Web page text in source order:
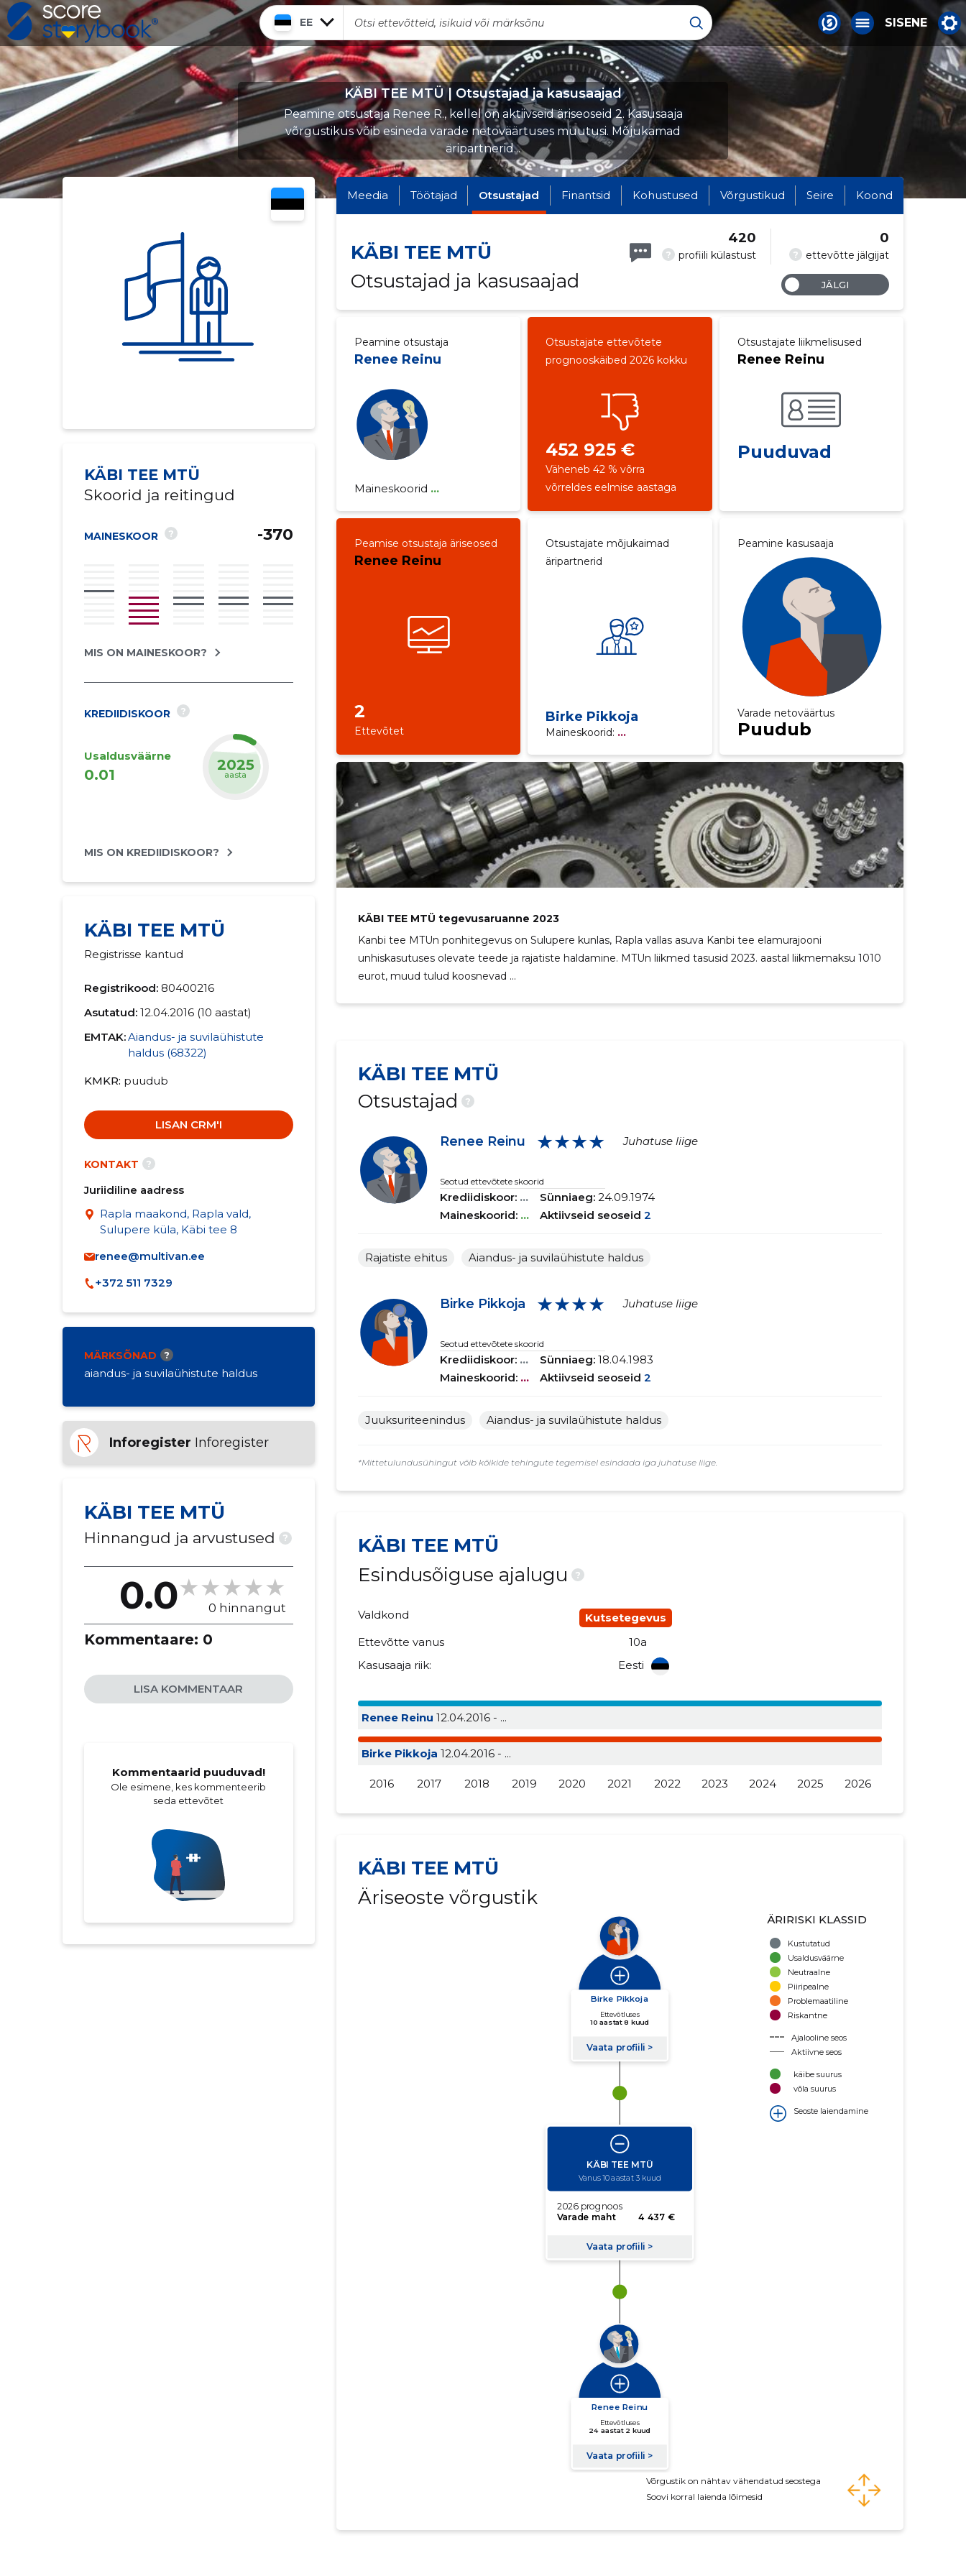
EE SISENE
KÄBI TEE MTÜ | Otsustajad ja kasusaajad
Peamine otsustaja Renee R., kellel on aktiivseid äriseoseid 2. Kasusaaja
võrgustikus võib esineda varade netoväärtuses muutusi. Mõjukamad
äripartnerid...
KÄBI TEE MTÜ
Skoorid ja reitingud
MAINESKOOR ? -370
MIS ON MAINESKOOR?
KREDIIDISKOOR ?
Usaldusväärne
0.01
2025
aasta
MIS ON KREDIIDISKOOR?
KÄBI TEE MTÜ
Registrisse kantud
Registrikood: 80400216
Asutatud: 12.04.2016 (10 aastat)
EMTAK:Aiandus- ja suvilaühistute
haldus (68322)
KMKR puudub
LISAN CRM'I
KONTAKT ?
Juriidiline aadress
Rapla maakond, Rapla vald,
Sulupere küla, Käbi tee 8
renee@multivan.ee
+372 511 7329
MÄRKSÕNAD ?
aiandus- ja suvilaühistute haldus
Inforegister Inforegister
KÄBI TEE MTÜ
Hinnangud ja arvustused ?
0.0 0 hinnangut
Kommentaare: 0
LISA KOMMENTAAR
Kommentaarid puuduvad!
Ole esimene, kes kommenteerib
seda ettevõtet
Meedia Töötajad Otsustajad Finantsid Kohustused Võrgustikud Seire Koond
KÄBI TEE MTÜ
Otsustajad ja kasusaajad
? profiili külastust
420
? ettevõtte jälgijat
0
JÄLGI
Peamine otsustaja
Renee Reinu
Maineskoorid ...
Otsustajate ettevõtete
prognooskäibed 2026 kokku
452 925 €
Väheneb 42 % võrra
võrreldes eelmise aastaga
Otsustajate liikmelisused
Renee Reinu
Puuduvad
Peamise otsustaja äriseosed
Renee Reinu
2
Ettevõtet
Otsustajate mõjukaimad
äripartnerid
Birke Pikkoja
Maineskoorid: ...
Peamine kasusaaja
Varade netoväärtus
Puudub
KÄBI TEE MTÜ tegevusaruanne 2023
Kanbi tee MTUn ponhitegevus on Sulupere kunlas, Rapla vallas asuva Kanbi tee elamurajooni
unhiskasutuses olevate teede ja rajatiste haldamine. MTUn liikmed tasusid 2023. aastal liikmemaksu 1010
eurot, muud tulud koosnevad ...
KÄBI TEE MTÜ
Otsustajad
?
Renee Reinu ★★★★ Juhatuse liige
Seotud ettevõtete skoorid
Krediidiskoor: ...
Maineskoorid: ...
Sünniaeg: 24.09.1974
Aktiivseid seoseid 2
Rajatiste ehitus Aiandus- ja suvilaühistute haldus
Birke Pikkoja ★★★★ Juhatuse liige
Seotud ettevõtete skoorid
Krediidiskoor: ...
Maineskoorid: ...
Sünniaeg: 18.04.1983
Aktiivseid seoseid 2
Juuksuriteenindus Aiandus- ja suvilaühistute haldus
*Mittetulundusühingut võib kõikide tehingute tegemisel esindada iga juhatuse liige.
KÄBI TEE MTÜ
Esindusõiguse ajalugu
?
Valdkond
Kutsetegevus
Ettevõtte vanus
10a
Kasusaaja riik:
Eesti
Renee Reinu 12.04.2016 - ...
Birke Pikkoja 12.04.2016 - ...
2016 2017 2018 2019 2020 2021 2022 2023 2024 2025 2026
KÄBI TEE MTÜ
Äriseoste võrgustik
ÄRIRISKI KLASSID
Kustutatud
Usaldusväärne
Neutraalne
Piiripealne
Problemaatiline
Riskantne
Ajalooline seos
Aktiivne seos
käibe suurus
võla suurus
Seoste laiendamine
Võrgustik on nähtav vähendatud seostega
Soovi korral laienda lõimesid